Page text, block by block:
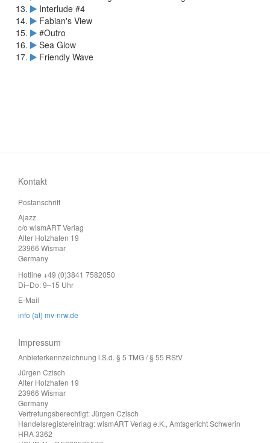
Interlude #4
Fabian's View
#Outro
Sea Glow
Friendly Wave
Kontakt
Postanschrift
Ajazz
c/o wismART Verlag
Alter Holzhafen 19
23966 Wismar
Germany
Hotline +49 (0)3841 7582050
Di–Do: 9–15 Uhr
E-Mail
info (at) mv-nrw.de
Impressum
Anbieterkennzeichnung i.S.d. § 5 TMG / § 55 RStV
Jürgen Czisch
Alter Holzhafen 19
23966 Wismar
Germany
Vertretungsberechtigt: Jürgen Czisch
Handelsregistereintrag: wismART Verlag e.K., Amtsgericht Schwerin
HRA 3362